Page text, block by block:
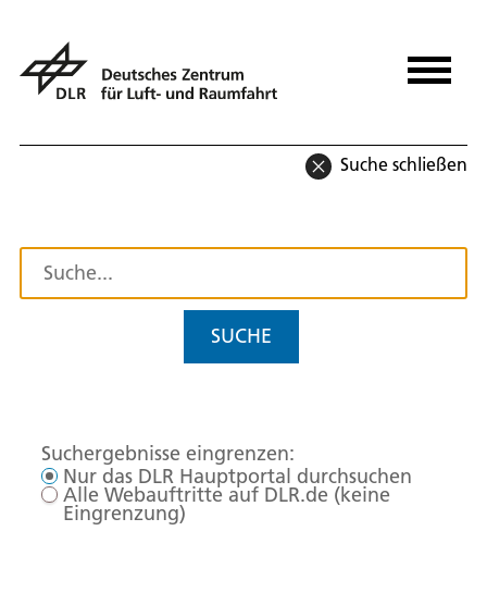
Suche schließen
SUCHE
Suchergebnisse eingrenzen:
Nur das DLR Hauptportal durchsuchen
Alle Webauftritte auf DLR.de (keine
Eingrenzung)